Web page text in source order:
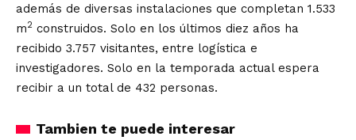
además de diversas instalaciones que completan 1.533
m2 construidos. Solo en los últimos diez años ha
recibido 3.757 visitantes, entre logística e
investigadores. Solo en la temporada actual espera
recibir a un total de 432 personas.
Tambien te puede interesar